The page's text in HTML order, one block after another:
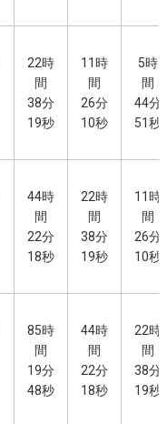
22時
間
38分
19秒
11時
間
26分
10秒
5時
間
44分
51秒
44時
間
22分
18秒
22時
間
38分
19秒
11時
間
26分
10秒
85時
間
19分
48秒
44時
間
22分
18秒
22時
間
38分
19秒